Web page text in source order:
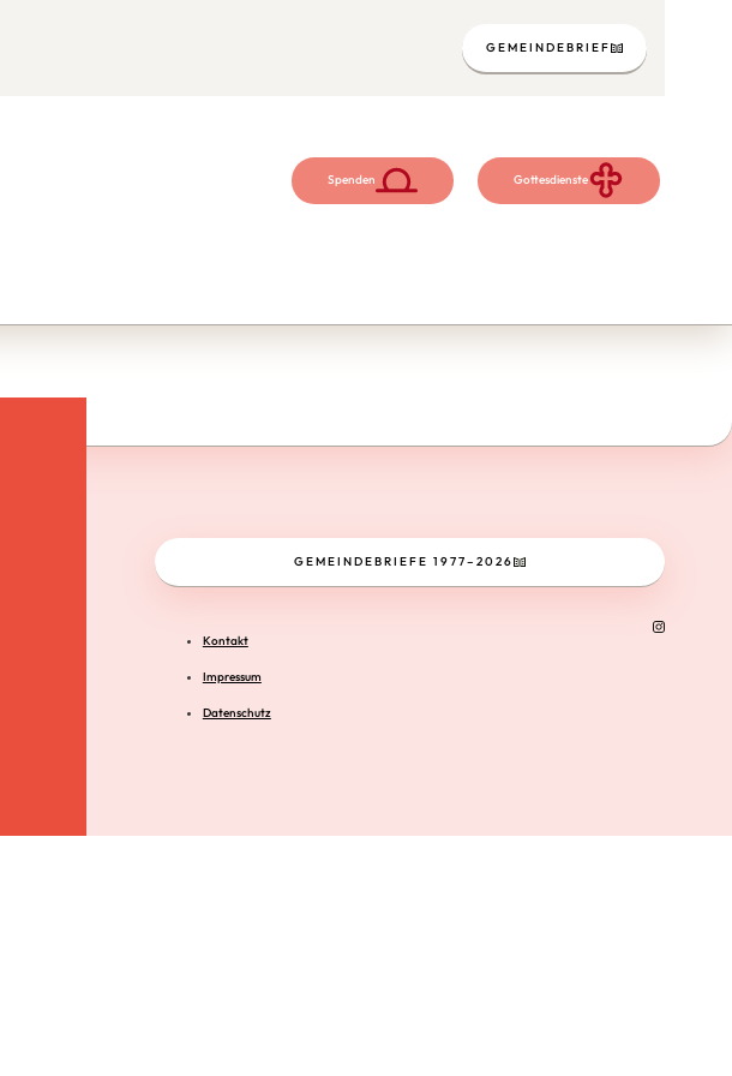
GEMEINDEBRIEF
Spenden Gottesdienste
GEMEINDEBRIEFE 1977–2026
Kontakt
Impressum
Datenschutz